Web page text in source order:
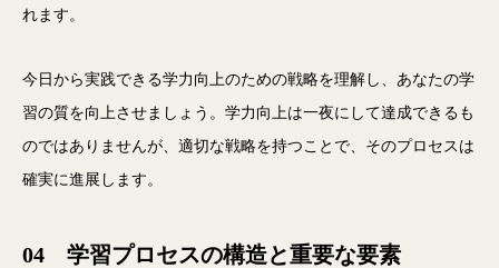
れます。
今日から実践できる学力向上のための戦略を理解し、あなたの学
習の質を向上させましょう。学力向上は一夜にして達成できるも
のではありませんが、適切な戦略を持つことで、そのプロセスは
確実に進展します。
04 学習プロセスの構造と重要な要素